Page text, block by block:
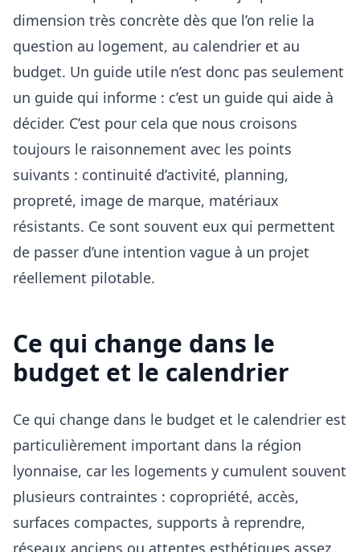
dimension très concrète dès que l’on relie la
question au logement, au calendrier et au
budget. Un guide utile n’est donc pas seulement
un guide qui informe : c’est un guide qui aide à
décider. C’est pour cela que nous croisons
toujours le raisonnement avec les points
suivants : continuité d’activité, planning,
propreté, image de marque, matériaux
résistants. Ce sont souvent eux qui permettent
de passer d’une intention vague à un projet
réellement pilotable.
Ce qui change dans le
budget et le calendrier
Ce qui change dans le budget et le calendrier est
particulièrement important dans la région
lyonnaise, car les logements y cumulent souvent
plusieurs contraintes : copropriété, accès,
surfaces compactes, supports à reprendre,